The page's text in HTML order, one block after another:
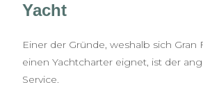
Yacht
Einer der Gründe, weshalb sich Gran
einen Yachtcharter eignet, ist der
Service.